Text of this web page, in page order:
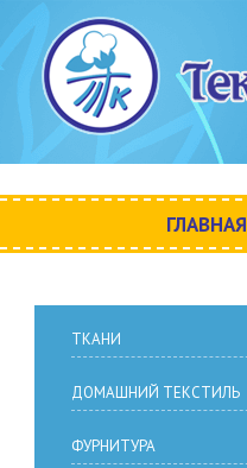
ГЛАВНАЯ
ТКАНИ
ДОМАШНИЙ ТЕКСТИЛЬ
ФУРНИТУРА